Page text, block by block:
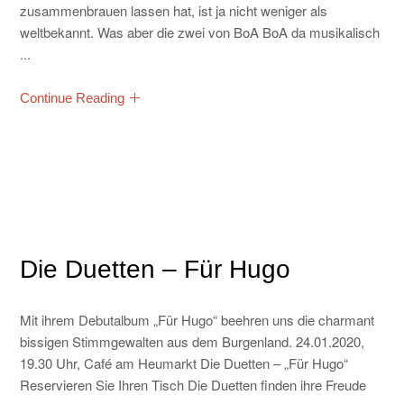
zusammenbrauen lassen hat, ist ja nicht weniger als
weltbekannt. Was aber die zwei von BoA BoA da musikalisch
...
Continue Reading
Die Duetten – Für Hugo
Mit ihrem Debutalbum „Für Hugo“ beehren uns die charmant
bissigen Stimmgewalten aus dem Burgenland. 24.01.2020,
19.30 Uhr, Café am Heumarkt Die Duetten – „Für Hugo“
Reservieren Sie Ihren Tisch Die Duetten finden ihre Freude